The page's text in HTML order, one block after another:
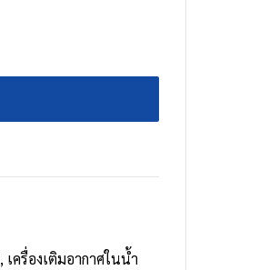
, เครื่องเติมอากาศในน้ำ